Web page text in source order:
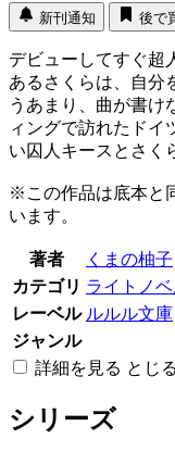
新刊通知 後で
デビューしてすぐ超
あるさくらは、自分
うあまり、曲が書け
ィングで訪れたドイ
い囚人キースとさ
※この作品は底本と
います。
著者 くまの柚子
カテゴリ ライトノ
レーベル ルルル文庫
ジャンル
詳細を見る とじる
シリーズ